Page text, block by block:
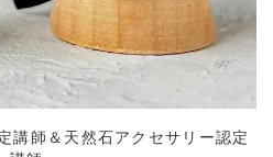
講師＆天然石アクセサリー認定